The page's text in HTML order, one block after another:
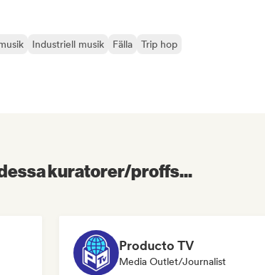
Industriell musik Fälla Trip hop
kuratorer/proffs...
Producto TV
Media Outlet/Journalist